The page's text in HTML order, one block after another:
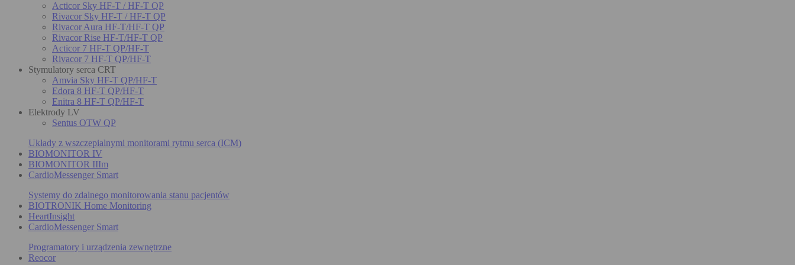
Acticor Sky HF-T / HF-T QP
Rivacor Sky HF-T / HF-T QP
Rivacor Aura HF-T/HF-T QP
Rivacor Rise HF-T/HF-T QP
Acticor 7 HF-T QP/HF-T
Rivacor 7 HF-T QP/HF-T
Stymulatory serca CRT
Amvia Sky HF-T QP/HF-T
Edora 8 HF-T QP/HF-T
Enitra 8 HF-T QP/HF-T
Elektrody LV
Sentus OTW QP
Układy z wszczepialnymi monitorami rytmu serca (ICM)
BIOMONITOR IV
BIOMONITOR IIIm
CardioMessenger Smart
Systemy do zdalnego monitorowania stanu pacjentów
BIOTRONIK Home Monitoring
HeartInsight
CardioMessenger Smart
Programatory i urządzenia zewnętrzne
Reocor